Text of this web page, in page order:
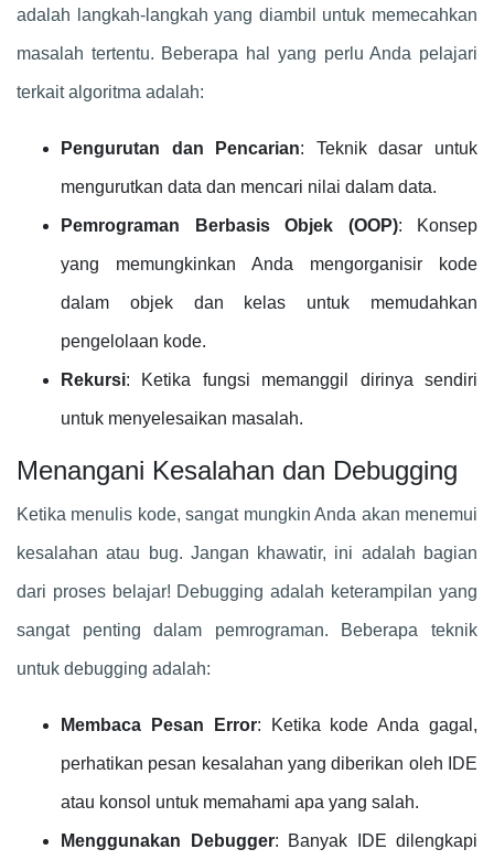
adalah langkah-langkah yang diambil untuk memecahkan
masalah tertentu. Beberapa hal yang perlu Anda pelajari
terkait algoritma adalah:
Pengurutan dan Pencarian: Teknik dasar untuk
mengurutkan data dan mencari nilai dalam data.
Pemrograman Berbasis Objek (OOP): Konsep
yang memungkinkan Anda mengorganisir kode
dalam objek dan kelas untuk memudahkan
pengelolaan kode.
Rekursi: Ketika fungsi memanggil dirinya sendiri
untuk menyelesaikan masalah.
Menangani Kesalahan dan Debugging
Ketika menulis kode, sangat mungkin Anda akan menemui
kesalahan atau bug. Jangan khawatir, ini adalah bagian
dari proses belajar! Debugging adalah keterampilan yang
sangat penting dalam pemrograman. Beberapa teknik
untuk debugging adalah:
Membaca Pesan Error: Ketika kode Anda gagal,
perhatikan pesan kesalahan yang diberikan oleh IDE
atau konsol untuk memahami apa yang salah.
Menggunakan Debugger: Banyak IDE dilengkapi